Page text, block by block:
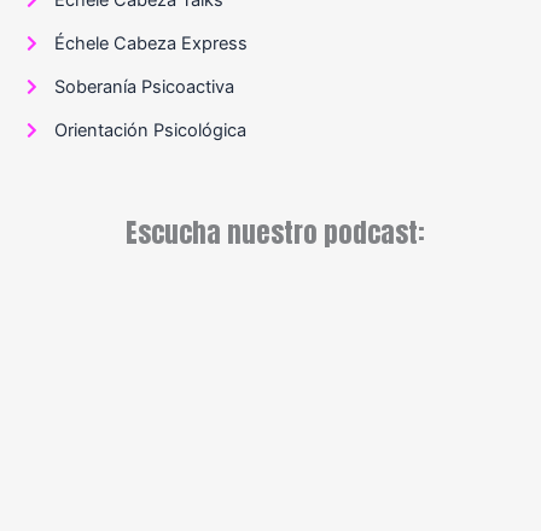
Échele Cabeza Express
Soberanía Psicoactiva
Orientación Psicológica
Escucha nuestro podcast: